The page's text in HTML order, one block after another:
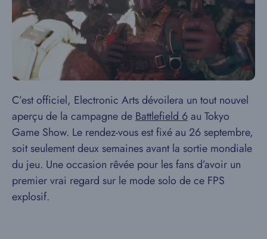
C’est officiel, Electronic Arts dévoilera un tout nouvel
aperçu de la campagne de Battlefield 6au Tokyo
Game Show. Le rendez-vous est fixé au 26 septembre,
soit seulement deux semaines avant la sortie mondiale
du jeu. Une occasion rêvée pour les fans d’avoir un
premier vrai regard sur le mode solo de ce FPS
explosif.